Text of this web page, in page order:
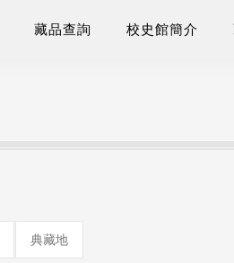
藏品查詢 校史館簡介
典藏地